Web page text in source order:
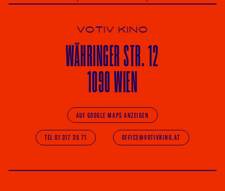
VOTIV KINO
WÄHRINGERSTR. 12
1090 WIEN
AUF GOOGLE MAPS ANZEIGEN
TEL 01 317 35 71 OFFICE@VOTIVKINO.AT